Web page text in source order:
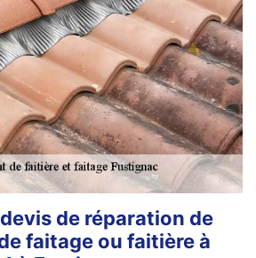
de réparation de
faitage ou faitière à